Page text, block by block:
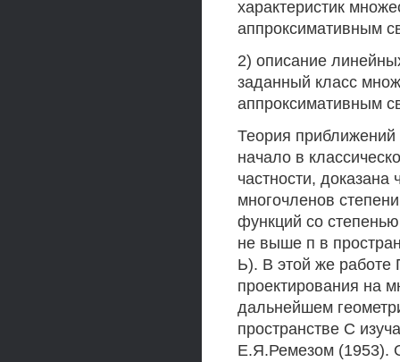
характеристик
аппроксимативным
2) описание
заданный класс
аппроксимативным
Теория приближений
начало в
частности,
многочленов
функций со
не выше п в
Ь). В этой же работе
проектирования на
дальнейшем
пространстве С
Е.Я.Ремезом (1953).